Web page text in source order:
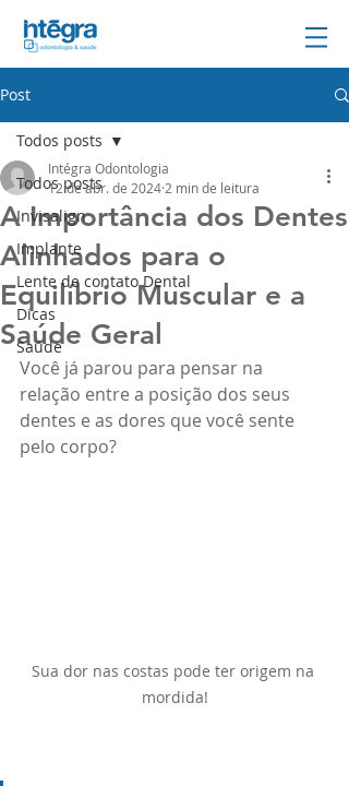
Post
Todos posts
Invisalign
Implante
Lente de contato Dental
Dicas
Saúde
Todos posts
A Importância dos Dentes
Alinhados para o
Equilíbrio Muscular e a
Saúde Geral
Intégra Odontologia
12 de abr. de 2024 2 min de leitura
Você já parou para pensar na
relação entre a posição dos seus
dentes e as dores que você sente
pelo corpo?
Sua dor nas costas pode ter origem na
mordida!